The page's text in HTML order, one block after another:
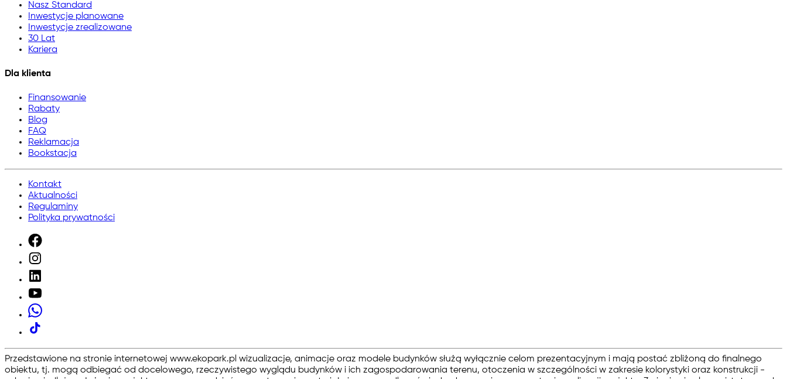
Nasz Standard
Inwestycje planowane
Inwestycje zrealizowane
30 Lat
Kariera
Dla klienta
Finansowanie
Rabaty
Blog
FAQ
Reklamacja
Bookstacja
Kontakt
Aktualności
Regulaminy
Polityka prywatności
Przedstawione na stronie internetowej www.ekopark.pl wizualizacje, animacje oraz modele budynków służą wyłącznie celom prezentacyjnym i mają postać zbliżoną do finalnego
obiektu, tj. mogą odbiegać od docelowego, rzeczywistego wyglądu budynków i ich zagospodarowania terenu, otoczenia w szczególności w zakresie kolorystyki oraz konstrukcji -